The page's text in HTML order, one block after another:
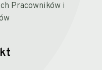
Pracowników i